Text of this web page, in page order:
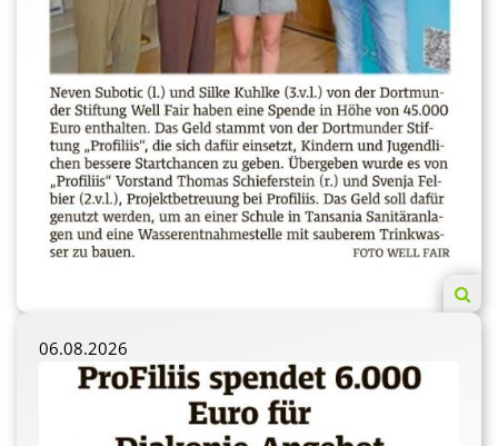
06.08.2026